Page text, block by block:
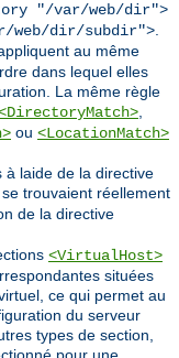
"/var/web/dir">
web/dir/subdir">.
au même
dans lequel elles
La même règle
,
ou <LocationMatch>
à laide de la directive
trouvaient réellement
de la directive
<VirtualHost>
situées
ce qui permet au
du serveur
types de section,